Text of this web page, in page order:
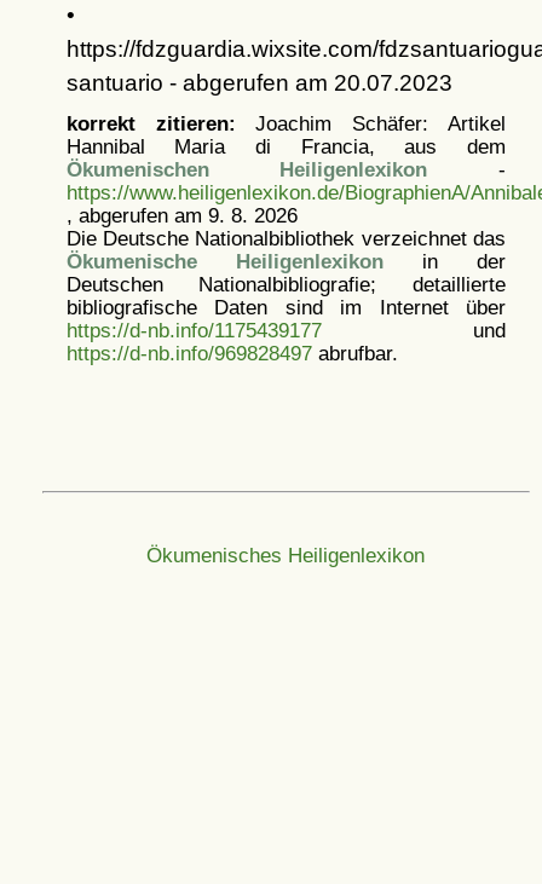
•
https://fdzguardia.wixsite.com/
santuario - abgerufen am 20.07.2023
korrekt zitieren: Joachim Schäfer: Artikel
Hannibal Maria di Francia, aus dem
Ökumenischen Heiligenlexikon -
https://www.heiligenlexikon.de/BiographienA/
, abgerufen am 9. 8. 2026
Die Deutsche Nationalbibliothek verzeichnet das
Ökumenische Heiligenlexikonin der
Deutschen Nationalbibliografie; detaillierte
bibliografische Daten sind im Internet über
https://d-nb.info/1175439177und
https://d-nb.info/969828497abrufbar.
Ökumenisches Heiligenlexikon